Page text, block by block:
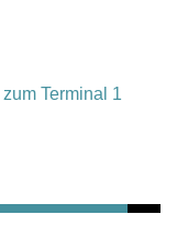
Terminal 1